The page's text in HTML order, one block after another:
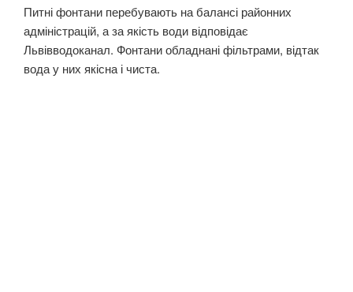
Питні фонтани перебувають на балансі районних
адміністрацій, а за якість води відповідає
Львівводоканал. Фонтани обладнані фільтрами, відтак
вода у них якісна і чиста.